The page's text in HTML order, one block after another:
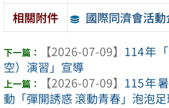
相關附件 國際同濟會活動
【2026-07-09】 114年
空）演習」宣導
【2026-07-09】 115年
動「彈開誘惑 滾動青春」泡泡